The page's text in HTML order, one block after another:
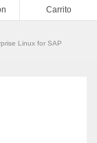
Carrito
Linux for SAP